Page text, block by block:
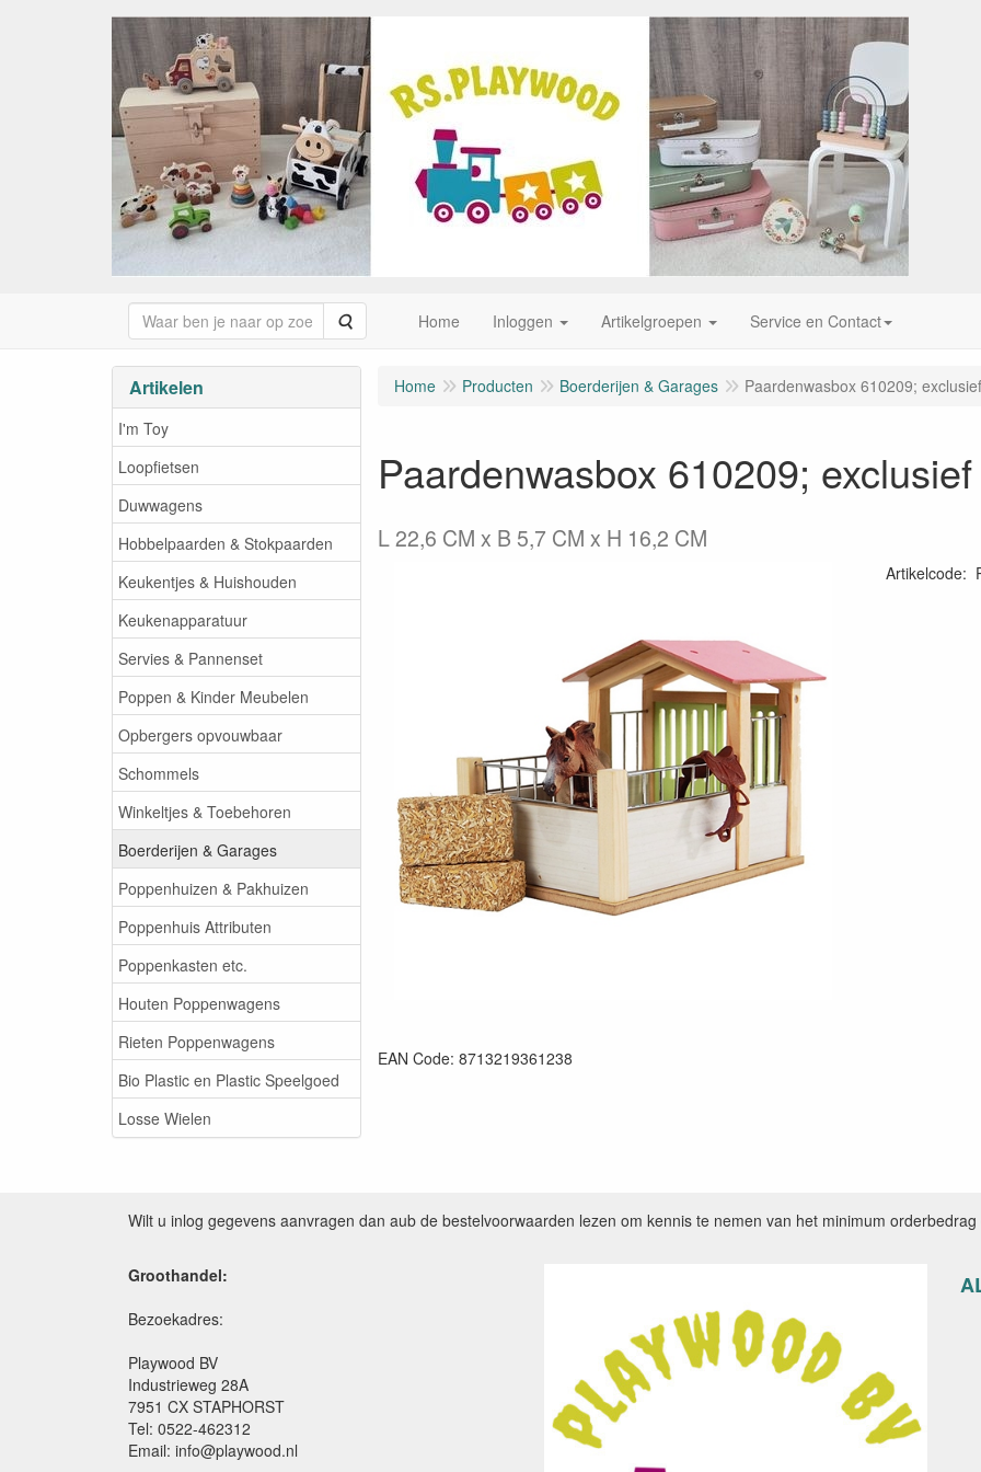
Zoeken Home Inloggen Artikelgroepen Service en Contact
Artikelen
I'm Toy
Loopfietsen
Duwwagens
Hobbelpaarden & Stokpaarden
Keukentjes & Huishouden
Keukenapparatuur
Servies & Pannenset
Poppen & Kinder Meubelen
Opbergers opvouwbaar
Schommels
Winkeltjes & Toebehoren
Boerderijen & Garages
Poppenhuizen & Pakhuizen
Poppenhuis Attributen
Poppenkasten etc.
Houten Poppenwagens
Rieten Poppenwagens
Bio Plastic en Plastic Speelgoed
Losse Wielen
Home Producten Boerderijen & Garages Paardenwasbox 610209;
Paardenwasbox 610209;
L 22,6 CM x B 5,7 CM x H 16,2 CM
Artikelcode:
EAN Code: 8713219361238
Wilt u inlog gegevens aanvragen dan aub de bestelvoorwaarden lezen om kennis te nemen van het minimum
Groothandel:
Bezoekadres:
Playwood BV
Industrieweg 28A
7951 CX STAPHORST
Tel: 0522-462312
Email: info@playwood.nl